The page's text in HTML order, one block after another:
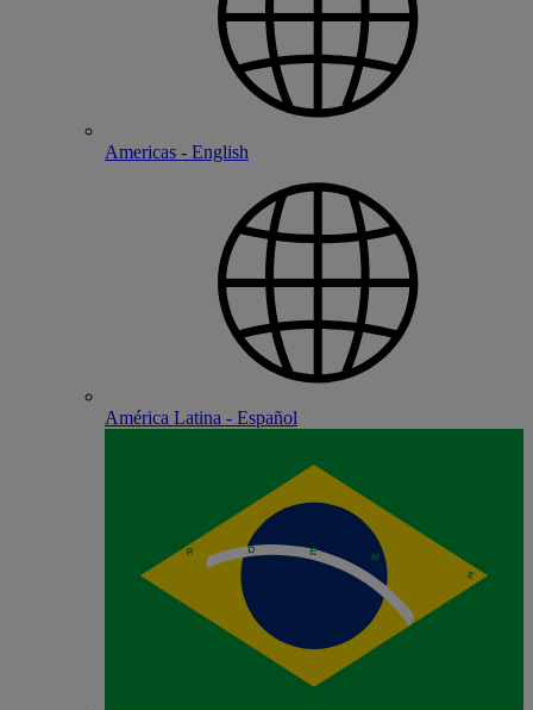
Americas - English
América Latina - Español